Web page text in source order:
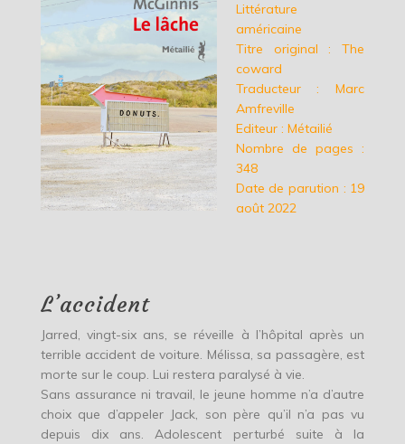
Littérature
américaine
Titre original : The
coward
Traducteur : Marc
Amfreville
Editeur : Métailié
Nombre de pages :
348
Date de parution : 19
août 2022
L’accident
Jarred, vingt-six ans, se réveille à l’hôpital après un
terrible accident de voiture. Mélissa, sa passagère, est
morte sur le coup. Lui restera paralysé à vie.
Sans assurance ni travail, le jeune homme n’a d’autre
choix que d’appeler Jack, son père qu’il n’a pas vu
depuis dix ans. Adolescent perturbé suite à la